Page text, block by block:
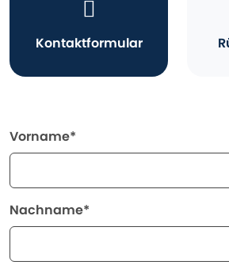
Kontaktformular
Vorname*
Nachname*